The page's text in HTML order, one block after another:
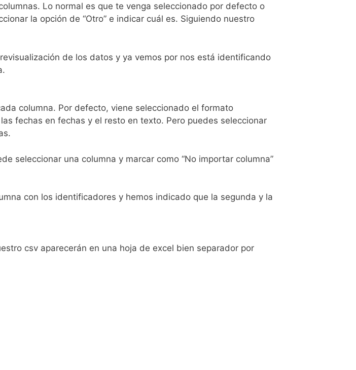
Lo normal es que te venga seleccionado por defecto o
la opción de “Otro” e indicar cuál es. Siguiendo nuestro
de los datos y ya vemos por nos está identificando
columna. Por defecto, viene seleccionado el formato
fechas en fechas y el resto en texto. Pero puedes seleccionar
seleccionar una columna y marcar como “No importar columna”
con los identificadores y hemos indicado que la segunda y la
csv aparecerán en una hoja de excel bien separador por